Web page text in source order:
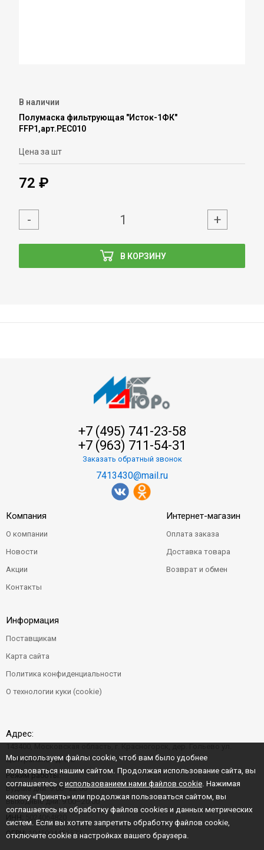
В наличии
Полумаска фильтрующая "Исток-1ФК"
FFP1,арт.РЕС010
Цена за шт
72 ₽
В КОРЗИНУ
- +
+7 (495) 741-23-58
+7 (963) 711-54-31
Заказать обратный звонок
7413430@mail.ru
Компания
О компании
Новости
Акции
Контакты
Интернет-магазин
Оплата заказа
Доставка товара
Возврат и обмен
Информация
Поставщикам
Карта сайта
Политика конфиденциальности
О технологии куки (cookie)
Адрес:
Центральная д. 6"Б"
Режим работы:
Будние дни: 9:00–22:00
Выходные дни: 9:00–20:00
ИНН:
ОГРН:1045004456573
Мы используем файлы cookie, чтоб вам было удобнее
пользоваться нашим сайтом. Продолжая использование сайта, вы
соглашаетесь с использованием нами файлов cookie . Нажимая
кнопку «Принять» или продолжая пользоваться сайтом, вы
соглашаетесь на обработку файлов cookies и данных метрических
систем. Если вы хотите запретить обработку файлов cookie,
отключите cookie в настройках вашего браузера.